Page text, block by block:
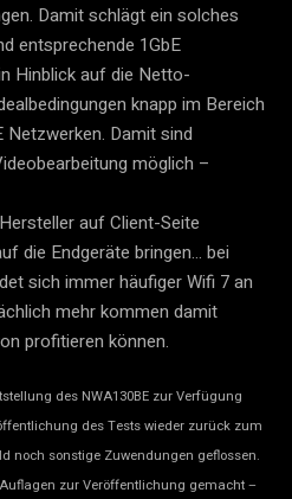
Damit schlägt ein solches
entsprechende 1GbE
Hinblick auf die Netto-
knapp im Bereich
Netzwerken. Damit sind
möglich –
auf Client-Seite
die Endgeräte bringen… bei
sich immer häufiger Wifi 7 an
mehr kommen damit
profitieren können.
des NWA130BE zur Verfügung
des Tests wieder zurück zum
noch sonstige Zuwendungen geflossen.
zur Veröffentlichung gemacht –